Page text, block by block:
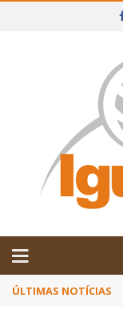
IGUAÍ E
ÚLTIMAS NOTÍCIAS